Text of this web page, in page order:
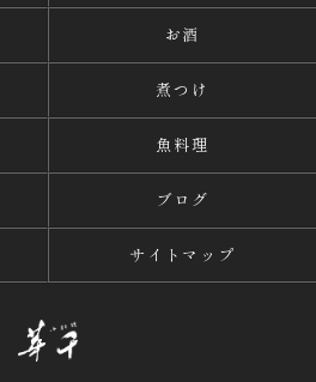
お酒
煮つけ
魚料理
ブログ
サイトマップ